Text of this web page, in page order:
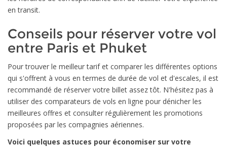
en transit.
Conseils pour réserver votre vol
entre Paris et Phuket
Pour trouver le meilleur tarif et comparer les différentes options
qui s'offrent à vous en termes de durée de vol et d'escales, il est
recommandé de réserver votre billet assez tôt. N'hésitez pas à
utiliser des comparateurs de vols en ligne pour dénicher les
meilleures offres et consulter régulièrement les promotions
proposées par les compagnies aériennes.
Voici quelques astuces pour économiser sur votre